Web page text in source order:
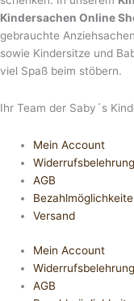
Kindersachen Online
gebrauchte
sowie Kindersitze und
viel Spaß beim stöbern.
Ihr Team der Saby´s
Mein Account
Widerrufsbelehrung
AGB
Versand
Mein Account
Widerrufsbelehrung
AGB